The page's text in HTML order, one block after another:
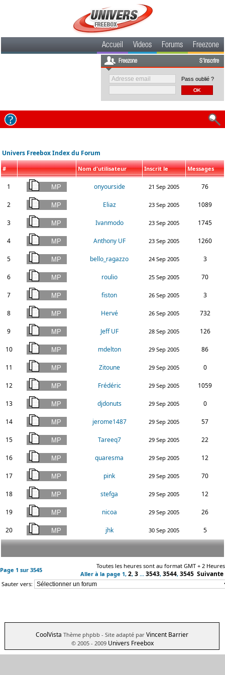
Accueil Videos Forums Freezone
Freezone S'inscrire
Pass oublié ?
Univers Freebox Index du Forum
# Nom d'utilisateur Inscrit le Messages
1 onyourside 21 Sep 2005 76
2 Eliaz 23 Sep 2005 1089
3 Ivanmodo 23 Sep 2005 1745
4 Anthony UF 23 Sep 2005 1260
5 bello_ragazzo 24 Sep 2005 3
6 roulio 25 Sep 2005 70
7 fiston 26 Sep 2005 3
8 Hervé 26 Sep 2005 732
9 Jeff UF 28 Sep 2005 126
10 mdelton 29 Sep 2005 86
11 Zitoune 29 Sep 2005 0
12 Frédéric 29 Sep 2005 1059
13 djdonuts 29 Sep 2005 0
14 jerome1487 29 Sep 2005 57
15 Tareeq7 29 Sep 2005 22
16 quaresma 29 Sep 2005 12
17 pink 29 Sep 2005 70
18 stefga 29 Sep 2005 12
19 nicoa 29 Sep 2005 26
20 jhk 30 Sep 2005 5
Page 1 sur 3545
Toutes les heures sont au format GMT + 2 Heures
Aller à la page 1, 2, 3 ... 3543, 3544, 3545 Suivante
Sauter vers:
CoolVista Thème phpbb - Site adapté par Vincent Barrier
© 2005 - 2009 Univers Freebox